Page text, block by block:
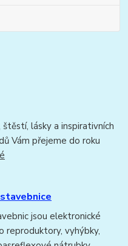
štěstí, lásky a inspirativních
Vám přejeme do roku
jsou elektronické
reproduktory, vyhýbky,